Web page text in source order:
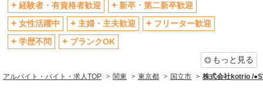
ティブなど）あり
制服貸与
研修制度あり
資格取得支援制度あり
医療・介護・福祉
経験者・有資格者歓迎
新卒・第二新卒歓迎
女性活躍中
主婦・主夫歓迎
フリーター歓迎
学歴不問
ブランクOK
もっと見る
アルバイト・バイト・求人TOP 関東 東京都 国立市 株式会社kotrio /